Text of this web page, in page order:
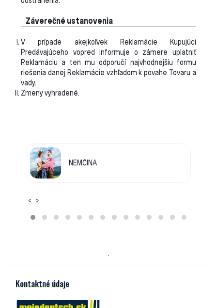
Záverečné ustanovenia
V prípade akejkoľvek Reklamácie Kupujúci
Predávajúceho vopred informuje o zámere uplatniť
Reklamáciu a ten mu odporučí najvhodnejšiu formu
riešenia danej Reklamácie vzhľadom k povahe Tovaru a
vady.
Zmeny vyhradené.
NEMČINA
‹ ›
.
Kontaktné údaje